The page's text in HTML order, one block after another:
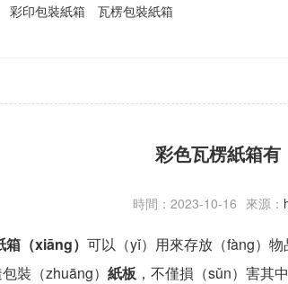
彩印包裝紙箱 瓦楞包裝紙箱
彩色瓦楞紙箱
時間：2023-10-16 來源：
箱（xiāng） 可以（yǐ）用來存放（fàng）
裝（zhuāng） 紙板 ，不僅損（sǔn）害其